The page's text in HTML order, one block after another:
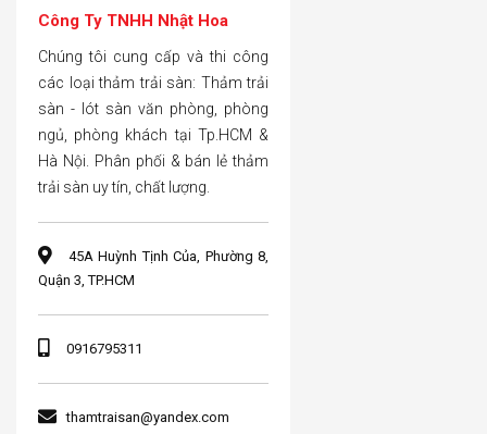
Công Ty TNHH Nhật Hoa
Chúng tôi cung cấp và thi công
các loại thảm trải sàn: Thảm trải
sàn - lót sàn văn phòng, phòng
ngủ, phòng khách tại Tp.HCM &
Hà Nội. Phân phối & bán lẻ thảm
trải sàn uy tín, chất lượng.
45A Huỳnh Tịnh Của, Phường 8,
Quận 3, TP.HCM
0916795311
thamtraisan@yandex.com